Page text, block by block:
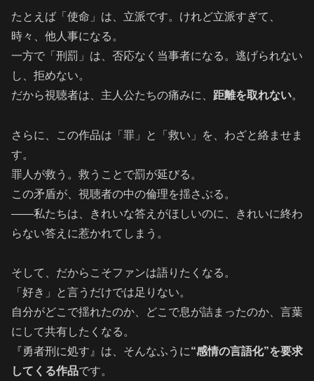
たとえば「使命」は、立派です。けれど立派すぎて、
時々、他人事になる。
一方で「刑罰」は、否応なく当事者になる。逃げられない
し、拒めない。
だから視聴者は、主人公たちの痛みに、 距離を取れない。
さらに、この作品は「罪」と「救い」を、わざと絡ませま
す。
罪人が救う。救うことで罰が延びる。
この矛盾が、視聴者の中の倫理を揺さぶる。
――私たちは、きれいな答えがほしいのに、きれいに終わ
らない答えに惹かれてしまう。
そして、だからこそファンは語りたくなる。
「好き」と言うだけでは足りない。
自分がどこで揺れたのか、どこで息が詰まったのか、言葉
にして共有したくなる。
『勇者刑に処す』は、そんなふうに“感情の言語化”を要求
してくる作品です。